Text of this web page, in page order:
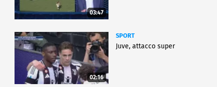
03:47
02:16
SPORT
Juve, attacco super